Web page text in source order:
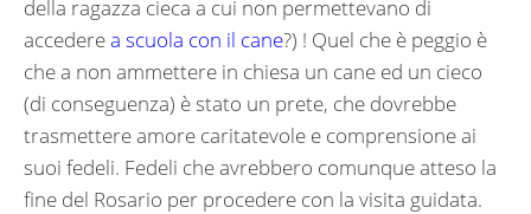
della ragazza cieca a cui non permettevano di
accederea scuola con il cane?) ! Quel che è peggio è
che a non ammettere in chiesa un cane ed un cieco
(di conseguenza) è stato un prete, che dovrebbe
trasmettere amore caritatevole e comprensione ai
suoi fedeli. Fedeli che avrebbero comunque atteso la
fine del Rosario per procedere con la visita guidata.